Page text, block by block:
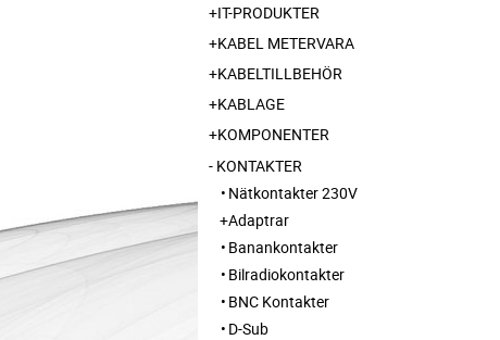
IT-PRODUKTER
KABEL METERVARA
KABELTILLBEHÖR
KABLAGE
KOMPONENTER
KONTAKTER
Nätkontakter 230V
Adaptrar
Banankontakter
Bilradiokontakter
BNC Kontakter
D-Sub